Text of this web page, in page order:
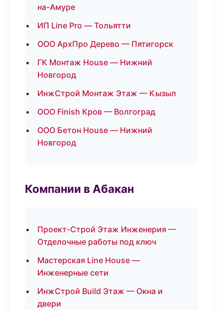
на-Амуре
ИП Line Pro — Тольятти
ООО АрхПро Дерево — Пятигорск
ГК Монтаж House — Нижний
Новгород
ИнжСтрой Монтаж Этаж — Кызыл
ООО Finish Кров — Волгоград
ООО Бетон House — Нижний
Новгород
Компании в Абакан
Проект-Строй Этаж Инженерия —
Отделочные работы под ключ
Мастерская Line House —
Инженерные сети
ИнжСтрой Build Этаж — Окна и
двери